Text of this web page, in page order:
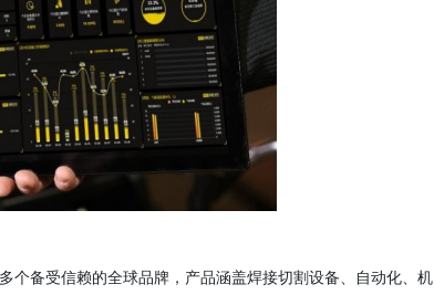
个备受信赖的全球品牌，产品涵盖焊接切割设备、自动化、机